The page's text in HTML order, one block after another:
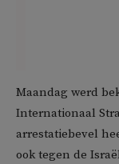
Maandag werd
Internationaal
arrestatiebevel
ook tegen de